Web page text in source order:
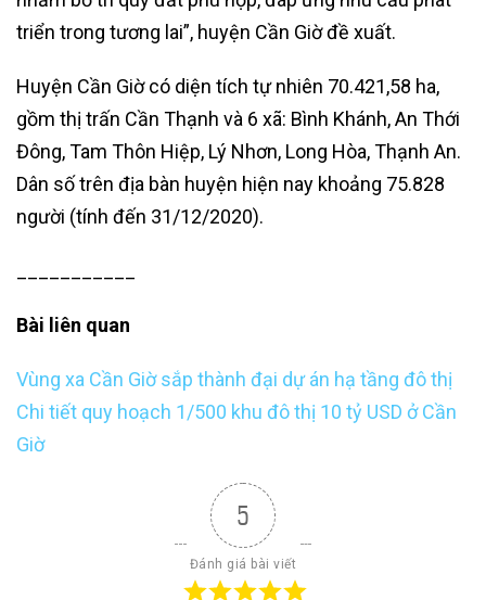
triển trong tương lai”, huyện Cần Giờ đề xuất.
Huyện Cần Giờ có diện tích tự nhiên 70.421,58 ha,
gồm thị trấn Cần Thạnh và 6 xã: Bình Khánh, An Thới
Đông, Tam Thôn Hiệp, Lý Nhơn, Long Hòa, Thạnh An.
Dân số trên địa bàn huyện hiện nay khoảng 75.828
người (tính đến 31/12/2020).
___________
Bài liên quan
Vùng xa Cần Giờ sắp thành đại dự án hạ tầng đô thị
Chi tiết quy hoạch 1/500 khu đô thị 10 tỷ USD ở Cần
Giờ
5
Đánh giá bài viết